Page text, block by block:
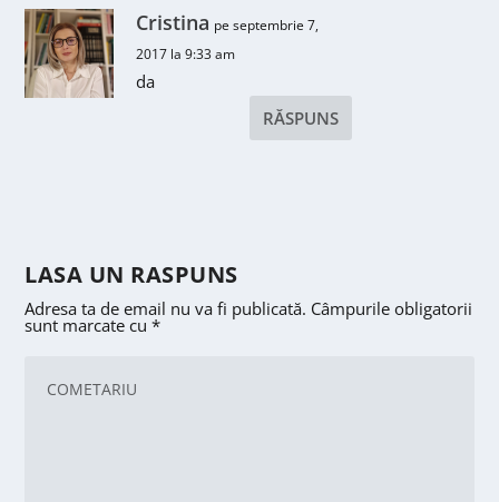
Cristina pe septembrie 7,
2017 la 9:33 am
da
RĂSPUNS
LASA UN RASPUNS
Adresa ta de email nu va fi publicată. Câmpurile obligatorii
sunt marcate cu*